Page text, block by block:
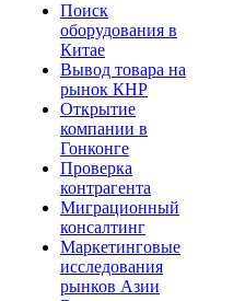
Поиск
оборудования в
Китае
Вывод товара на
рынок КНР
Открытие
компании в
Гонконге
Проверка
контрагента
Миграционный
консалтинг
Маркетинговые
исследования
рынков Азии